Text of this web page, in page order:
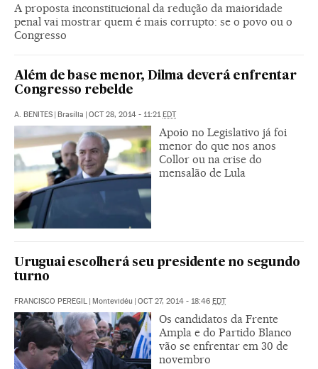
A proposta inconstitucional da redução da maioridade
penal vai mostrar quem é mais corrupto: se o povo ou o
Congresso
Além de base menor, Dilma deverá enfrentar
Congresso rebelde
A. BENITES | Brasília | OCT 28, 2014 - 11:21 EDT
Apoio no Legislativo já foi
menor do que nos anos
Collor ou na crise do
mensalão de Lula
Uruguai escolherá seu presidente no segundo
turno
FRANCISCO PEREGIL | Montevidéu | OCT 27, 2014 - 18:46 EDT
Os candidatos da Frente
Ampla e do Partido Blanco
vão se enfrentar em 30 de
novembro